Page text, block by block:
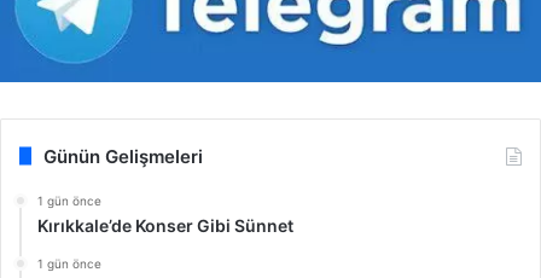
Günün Gelişmeleri
1 gün önce
Kırıkkale’de Konser Gibi Sünnet
1 gün önce